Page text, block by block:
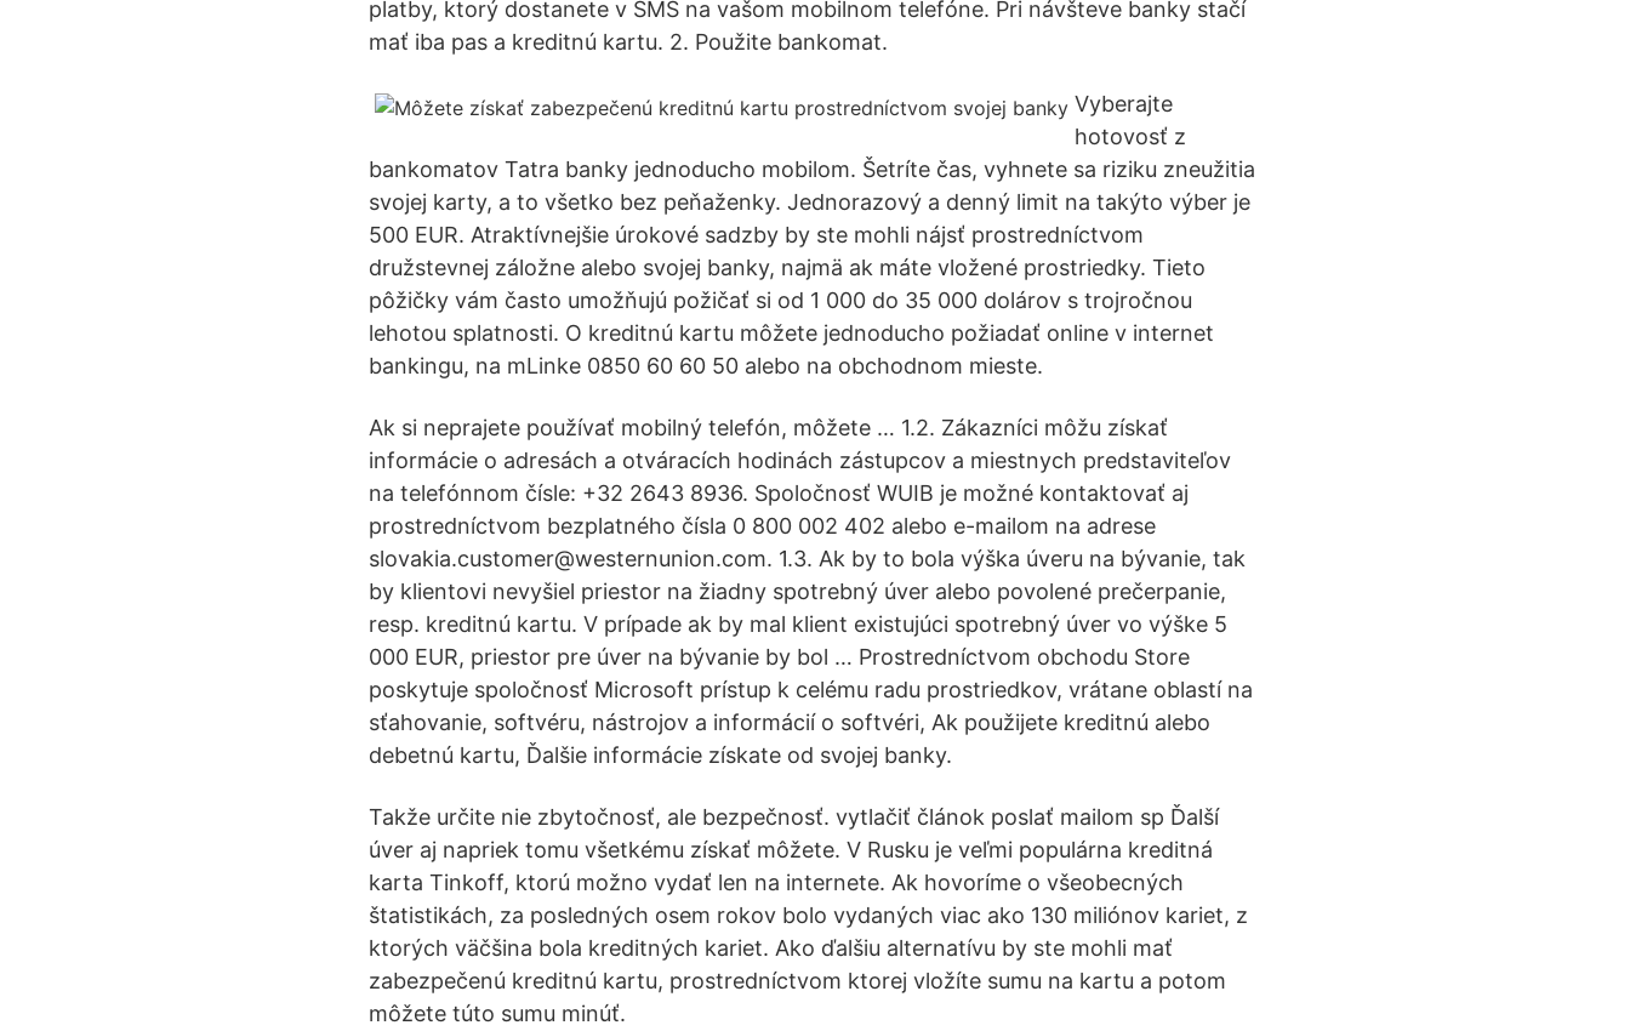
platby, ktorý dostanete v SMS na vašom mobilnom telefóne. Pri návšteve banky stačí
mať iba pas a kreditnú kartu. 2. Použite bankomat.
Vyberajte
hotovosť z
bankomatov Tatra banky jednoducho mobilom. Šetríte čas, vyhnete sa riziku zneužitia
svojej karty, a to všetko bez peňaženky. Jednorazový a denný limit na takýto výber je
500 EUR. Atraktívnejšie úrokové sadzby by ste mohli nájsť prostredníctvom
družstevnej záložne alebo svojej banky, najmä ak máte vložené prostriedky. Tieto
pôžičky vám často umožňujú požičať si od 1 000 do 35 000 dolárov s trojročnou
lehotou splatnosti. O kreditnú kartu môžete jednoducho požiadať online v internet
bankingu, na mLinke 0850 60 60 50 alebo na obchodnom mieste.
Ak si neprajete používať mobilný telefón, môžete … 1.2. Zákazníci môžu získať
informácie o adresách a otváracích hodinách zástupcov a miestnych predstaviteľov
na telefónnom čísle: +32 2643 8936. Spoločnosť WUIB je možné kontaktovať aj
prostredníctvom bezplatného čísla 0 800 002 402 alebo e-mailom na adrese
slovakia.customer@westernunion.com. 1.3. Ak by to bola výška úveru na bývanie, tak
by klientovi nevyšiel priestor na žiadny spotrebný úver alebo povolené prečerpanie,
resp. kreditnú kartu. V prípade ak by mal klient existujúci spotrebný úver vo výške 5
000 EUR, priestor pre úver na bývanie by bol … Prostredníctvom obchodu Store
poskytuje spoločnosť Microsoft prístup k celému radu prostriedkov, vrátane oblastí na
sťahovanie, softvéru, nástrojov a informácií o softvéri, Ak použijete kreditnú alebo
debetnú kartu, Ďalšie informácie získate od svojej banky.
Takže určite nie zbytočnosť, ale bezpečnosť. vytlačiť článok poslať mailom sp Ďalší
úver aj napriek tomu všetkému získať môžete. V Rusku je veľmi populárna kreditná
karta Tinkoff, ktorú možno vydať len na internete. Ak hovoríme o všeobecných
štatistikách, za posledných osem rokov bolo vydaných viac ako 130 miliónov kariet, z
ktorých väčšina bola kreditných kariet. Ako ďalšiu alternatívu by ste mohli mať
zabezpečenú kreditnú kartu, prostredníctvom ktorej vložíte sumu na kartu a potom
môžete túto sumu minúť.